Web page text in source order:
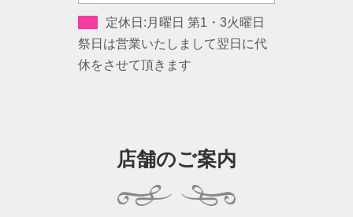
定休日:月曜日 第1・3火曜日
祭日は営業いたしまして翌日に代
休をさせて頂きます
店舗のご案内